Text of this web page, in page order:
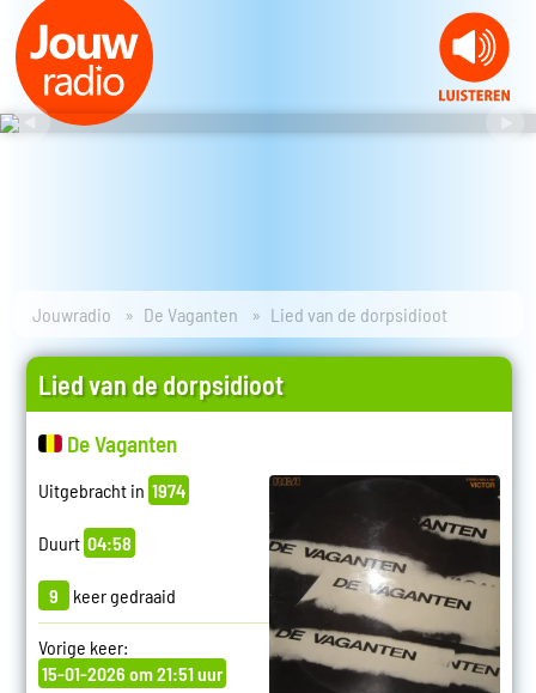
Jouwradio De Vaganten Lied van de dorpsidioot
Lied van de dorpsidioot
De Vaganten
Uitgebracht in 1974
Duurt 04:58
9 keer gedraaid
Vorige keer:
15-01-2026 om 21:51 uur